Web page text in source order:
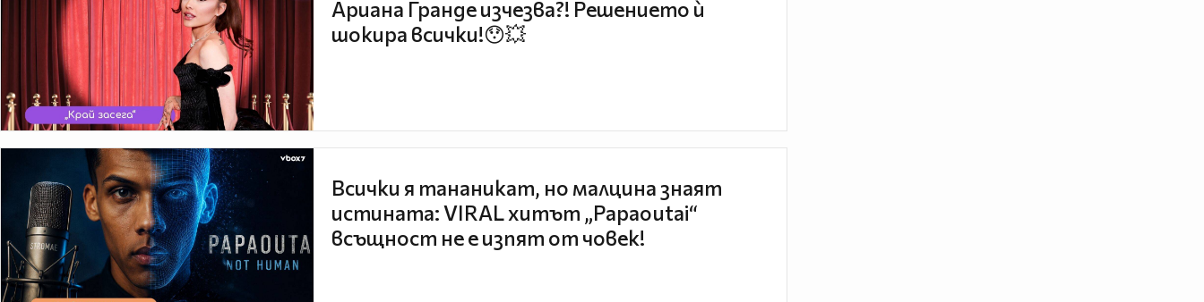
Ариана Гранде изчезва?! Решението ѝ
шокира всички!😯💥
Всички я тананикат, но малцина знаят
истината: VIRAL хитът „Papaoutai“
всъщност не е изпят от човек!